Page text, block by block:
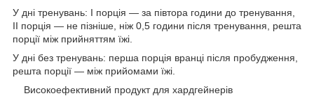
У дні тренувань: I порція — за півтора години до тренування,
II порція — не пізніше, ніж 0,5 години після тренування, решта
порції між прийняттям їжі.
У дні без тренувань: перша порція вранці після пробудження,
решта порції — між прийомами їжі.
Високоефективний продукт для хардгейнерів